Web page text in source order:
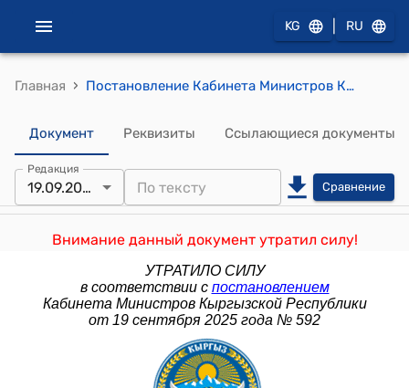
KG RU
Главная › Постановление Кабинета Министров Кыргызской Республики от 15 сентября 2022 года № 510 "О вопросах Государственного агентства по контролю за производством и оборотом этилового спирта, алкогольной продукции при Кабинете Министров Кыргызской Республики"
Документ Реквизиты Ссылающиеся документы
Редакция
19.09.2025 Сравнение
Внимание данный документ утратил силу!